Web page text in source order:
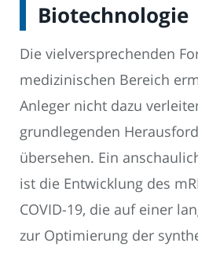
Biotechnologie
Die vielversprechenden
medizinischen Bereich
Anleger nicht dazu
grundlegenden
übersehen. Ein
ist die Entwicklung des
COVID-19, die auf einer
zur Optimierung der